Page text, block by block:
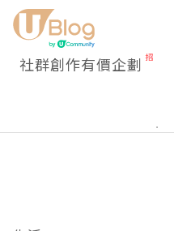
社群創作有價企劃